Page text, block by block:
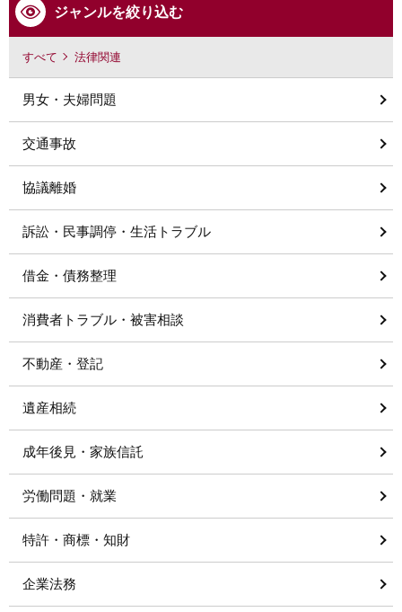
ジャンルを絞り込む
すべて 法律関連
男女・夫婦問題
交通事故
協議離婚
訴訟・民事調停・生活トラブル
借金・債務整理
消費者トラブル・被害相談
不動産・登記
遺産相続
成年後見・家族信託
労働問題・就業
特許・商標・知財
企業法務